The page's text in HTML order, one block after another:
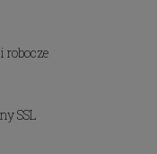
robocze
SSL